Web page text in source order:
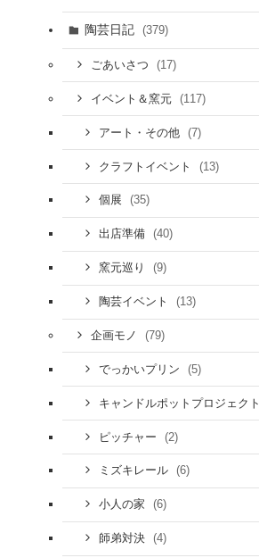
陶芸日記 (379)
ごあいさつ (17)
イベント＆窯元 (117)
アート・その他 (7)
クラフトイベント (13)
個展 (35)
出店準備 (40)
窯元巡り (9)
陶芸イベント (13)
企画モノ (79)
でっかいプリン (5)
キャンドルポットプロジェクト
ピッチャー (2)
ミズキレール (6)
小人の家 (6)
師弟対決 (4)